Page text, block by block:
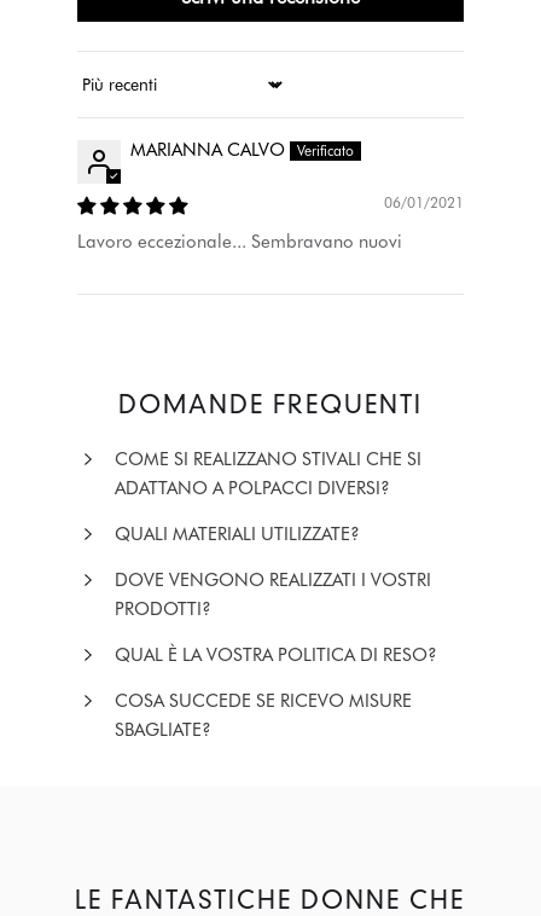
Ordina per
MARIANNA CALVO
06/01/2021
Lavoro eccezionale... Sembravano nuovi
DOMANDE FREQUENTI
COME SI REALIZZANO STIVALI CHE SI
ADATTANO A POLPACCI DIVERSI?
QUALI MATERIALI UTILIZZATE?
DOVE VENGONO REALIZZATI I VOSTRI
PRODOTTI?
QUAL È LA VOSTRA POLITICA DI RESO?
COSA SUCCEDE SE RICEVO MISURE
SBAGLIATE?
LE FANTASTICHE DONNE CHE